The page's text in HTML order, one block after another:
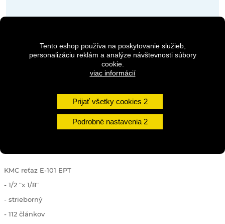
Tento eshop používa na poskytovanie služieb,
personalizáciu reklám a analýze návštevnosti súbory
cookie.
viac informácií
Prijať všetky cookies
Podrobné nastavenia
Množstvo
KMC reťaz E-101 EPT
- 1/2 "x 1/8"
- strieborný
- 112 článkov